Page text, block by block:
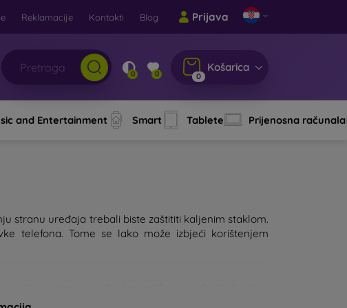
Reklamacije Kontakti Blog Prijava
0 0 0
Košarica
and Entertainment Smart Tablete Prijenosna računala
stranu uređaja trebali biste zaštititi kaljenim staklom.
telefona. Tome se lako može izbjeći korištenjem
to će bolje štititi uređaj. Na tržištu postoji više